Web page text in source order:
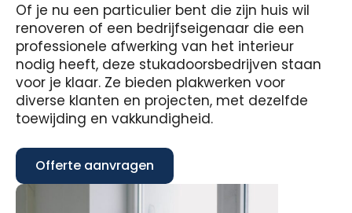
Of je nu een particulier bent die zijn huis wil
renoveren of een bedrijfseigenaar die een
professionele afwerking van het interieur
nodig heeft, deze stukadoorsbedrijven staan
voor je klaar. Ze bieden plakwerken voor
diverse klanten en projecten, met dezelfde
toewijding en vakkundigheid.
Offerte aanvragen